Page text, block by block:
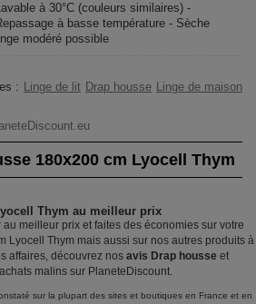
à 30°C (couleurs similaires) -
à basse température - Sèche
modéré possible
: Linge de lit Drap housse Linge de maison
180x200 cm Lyocell Thym
Thym au meilleur prix
meilleur prix et faites des économies sur votre
Lyocell Thym mais aussi sur nos autres produits à
affaires, découvrez nos avis Drap housse et
malins sur PlaneteDiscount.
sur la plupart des sites et boutiques en France et en